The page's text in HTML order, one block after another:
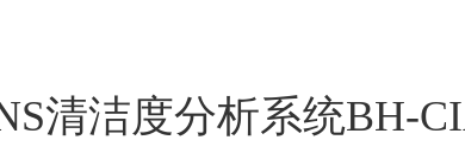
清洁度分析系统BH-